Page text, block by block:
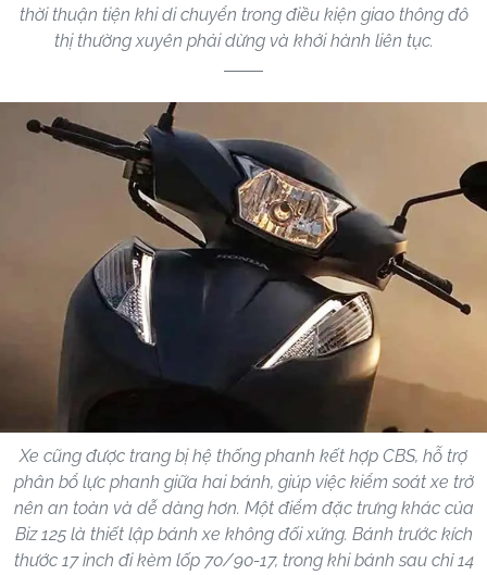
thời thuận tiện khi di chuyển trong điều kiện giao thông đô
thị thường xuyên phải dừng và khởi hành liên tục.
Xe cũng được trang bị hệ thống phanh kết hợp CBS, hỗ trợ
phân bổ lực phanh giữa hai bánh, giúp việc kiểm soát xe trở
nên an toàn và dễ dàng hơn. Một điểm đặc trưng khác của
Biz 125 là thiết lập bánh xe không đối xứng. Bánh trước kích
thước 17 inch đi kèm lốp 70/90-17, trong khi bánh sau chỉ 14